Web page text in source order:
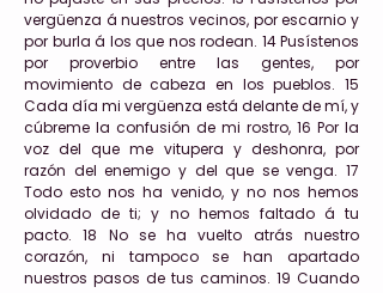
vergüenza á nuestros vecinos, por escarnio y
por burla á los que nos rodean. 14 Pusístenos
por proverbio entre las gentes, por
movimiento de cabeza en los pueblos. 15
Cada día mi vergüenza está delante de mí, y
cúbreme la confusión de mi rostro, 16 Por la
voz del que me vitupera y deshonra, por
razón del enemigo y del que se venga. 17
Todo esto nos ha venido, y no nos hemos
olvidado de ti; y no hemos faltado á tu
pacto. 18 No se ha vuelto atrás nuestro
corazón, ni tampoco se han apartado
nuestros pasos de tus caminos. 19 Cuando